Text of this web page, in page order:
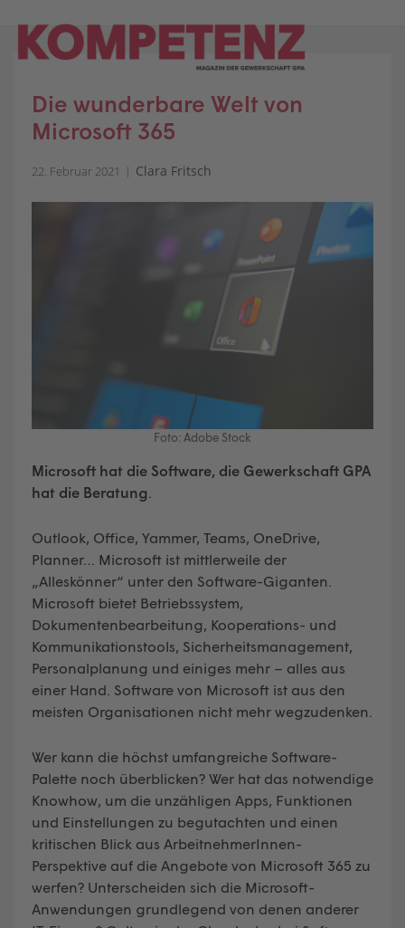
content
Die wunderbare Welt von
Microsoft 365
22. Februar 2021 Clara Fritsch
Foto: Adobe Stock
Microsoft hat die Software, die Gewerkschaft GPA
hat die Beratung
Outlook, Office, Yammer, Teams, OneDrive,
Planner… Microsoft ist mittlerweile der
„Alleskönner“ unter den Software-Giganten.
Microsoft bietet Betriebssystem,
Dokumentenbearbeitung, Kooperations- und
Kommunikationstools, Sicherheitsmanagement,
Personalplanung und einiges mehr – alles aus
einer Hand. Software von Microsoft ist aus den
meisten Organisationen nicht mehr wegzudenken.
Wer kann die höchst umfangreiche Software-
Palette noch überblicken? Wer hat das notwendige
Knowhow, um die unzähligen Apps, Funktionen
und Einstellungen zu begutachten und einen
kritischen Blick aus ArbeitnehmerInnen-
Perspektive auf die Angebote von Microsoft 365 zu
werfen? Unterscheiden sich die Microsoft-
Anwendungen grundlegend von denen anderer